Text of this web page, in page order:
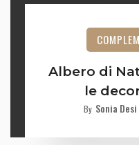
Albero di
le
By Sonia Desi